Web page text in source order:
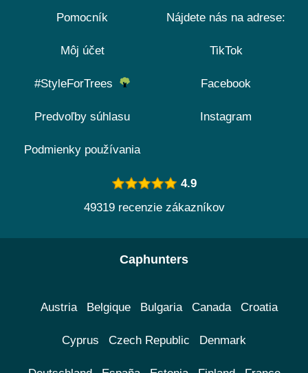
Pomocník
Môj účet
#StyleForTrees
Predvoľby súhlasu
Podmienky používania
Nájdete nás na adrese:
TikTok
Facebook
Instagram
4.9
49319 recenzie zákazníkov
Caphunters
Austria Belgique Bulgaria Canada Croatia
Cyprus Czech Republic Denmark